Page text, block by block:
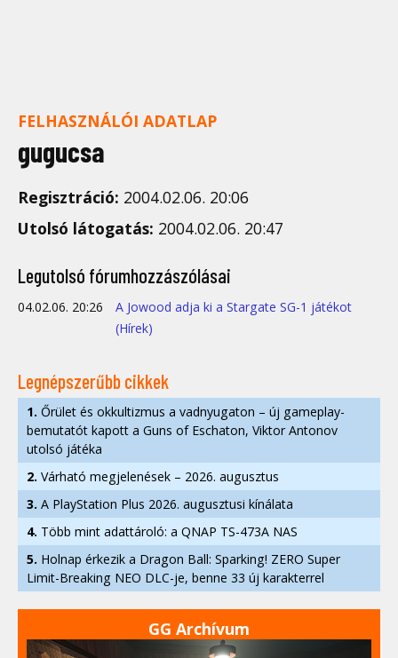
FELHASZNÁLÓI ADATLAP
gugucsa
Regisztráció: 2004.02.06. 20:06
Utolsó látogatás: 2004.02.06. 20:47
Legutolsó fórumhozzászólásai
04.02.06. 20:26
A Jowood adja ki a Stargate SG-1 játékot
(Hírek)
Legnépszerűbb cikkek
1. Őrület és okkultizmus a vadnyugaton – új gameplay-
bemutatót kapott a Guns of Eschaton, Viktor Antonov
utolsó játéka
2. Várható megjelenések – 2026. augusztus
3. A PlayStation Plus 2026. augusztusi kínálata
4. Több mint adattároló: a QNAP TS-473A NAS
5. Holnap érkezik a Dragon Ball: Sparking! ZERO Super
Limit-Breaking NEO DLC-je, benne 33 új karakterrel
GG Archívum